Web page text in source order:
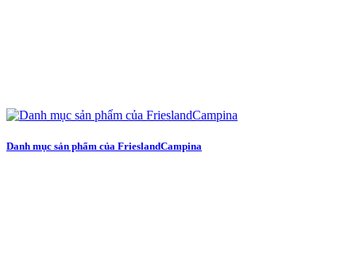
Danh mục sản phẩm của FrieslandCampina